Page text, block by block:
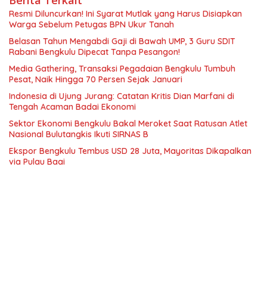
Resmi Diluncurkan! Ini Syarat Mutlak yang Harus Disiapkan
Warga Sebelum Petugas BPN Ukur Tanah
Belasan Tahun Mengabdi Gaji di Bawah UMP, 3 Guru SDIT
Rabani Bengkulu Dipecat Tanpa Pesangon!
Media Gathering, Transaksi Pegadaian Bengkulu Tumbuh
Pesat, Naik Hingga 70 Persen Sejak Januari
Indonesia di Ujung Jurang: Catatan Kritis Dian Marfani di
Tengah Acaman Badai Ekonomi
Sektor Ekonomi Bengkulu Bakal Meroket Saat Ratusan Atlet
Nasional Bulutangkis Ikuti SIRNAS B
Ekspor Bengkulu Tembus USD 28 Juta, Mayoritas Dikapalkan
via Pulau Baai